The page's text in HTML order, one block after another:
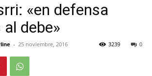
«en defensa
debe»
- 25 noviembre, 2016 0
3239